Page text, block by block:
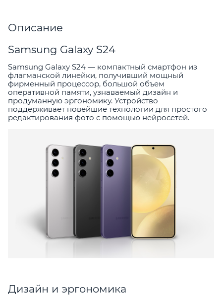
Описание
Samsung Galaxy S24
Samsung Galaxy S24 — компактный смартфон из
флагманской линейки, получивший мощный
фирменный процессор, большой объем
оперативной памяти, узнаваемый дизайн и
продуманную эргономику. Устройство
поддерживает новейшие технологии для простого
редактирования фото с помощью нейросетей.
Дизайн и эргономика